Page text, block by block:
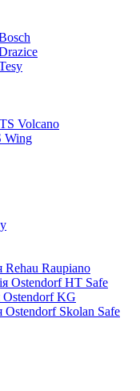
Volcano
Wing
Rehau Raupiano
Ostendorf HT Safe
Ostendorf KG
Ostendorf Skolan Safe